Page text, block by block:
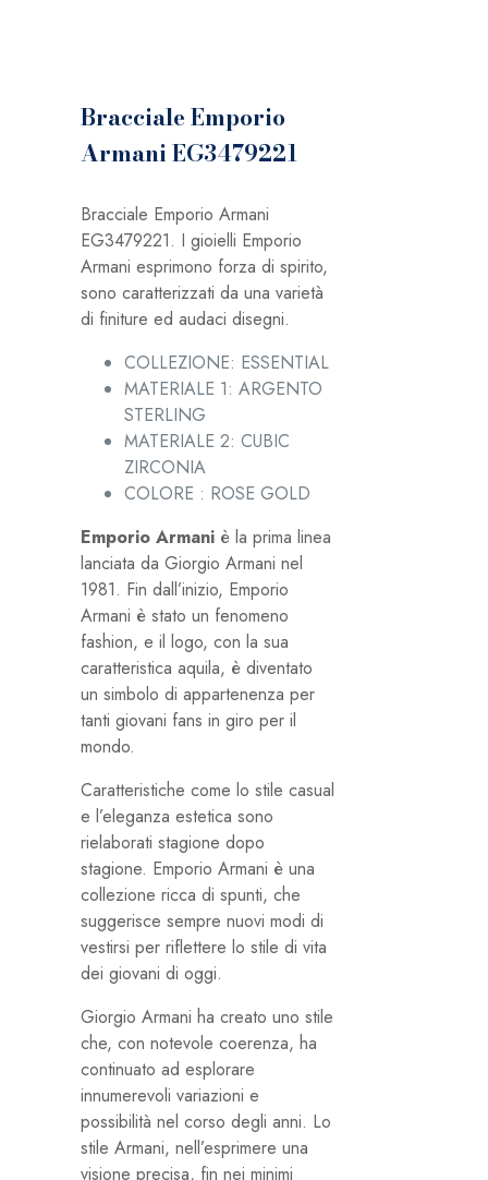
Bracciale Emporio
Armani EG3479221
Bracciale Emporio Armani
EG3479221. I gioielli Emporio
Armani esprimono forza di spirito,
sono caratterizzati da una varietà
di finiture ed audaci disegni.
COLLEZIONE: ESSENTIAL
MATERIALE 1: ARGENTO
STERLING
MATERIALE 2: CUBIC
ZIRCONIA
COLORE : ROSE GOLD
Emporio Armani è la prima linea
lanciata da Giorgio Armani nel
1981. Fin dall’inizio, Emporio
Armani è stato un fenomeno
fashion, e il logo, con la sua
caratteristica aquila, è diventato
un simbolo di appartenenza per
tanti giovani fans in giro per il
mondo.
Caratteristiche come lo stile casual
e l’eleganza estetica sono
rielaborati stagione dopo
stagione. Emporio Armani è una
collezione ricca di spunti, che
suggerisce sempre nuovi modi di
vestirsi per riflettere lo stile di vita
dei giovani di oggi.
Giorgio Armani ha creato uno stile
che, con notevole coerenza, ha
continuato ad esplorare
innumerevoli variazioni e
possibilità nel corso degli anni. Lo
stile Armani, nell’esprimere una
visione precisa, fin nei minimi